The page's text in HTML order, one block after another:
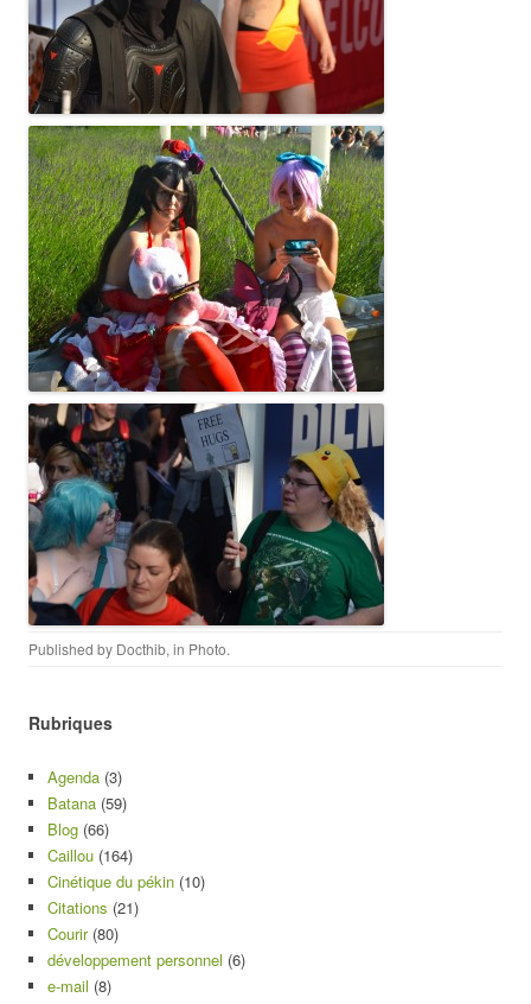
Published by Docthib, in Photo.
Rubriques
Agenda (3)
Batana (59)
Blog (66)
Caillou (164)
Cinétique du pékin (10)
Citations (21)
Courir(80)
développement personnel (6)
e-mail (8)